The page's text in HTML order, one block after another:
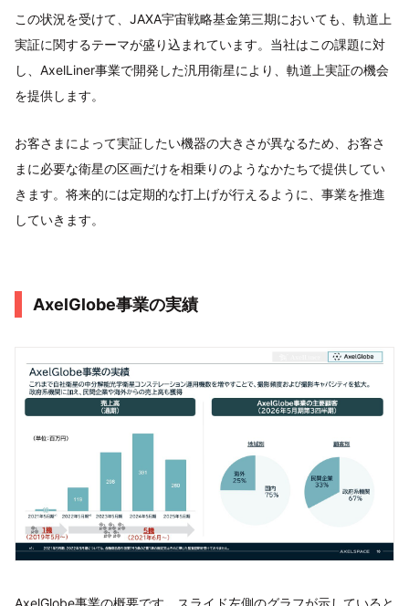
この状況を受けて、JAXA宇宙戦略基金第三期においても、軌道上
実証に関するテーマが盛り込まれています。当社はこの課題に対
し、AxelLiner事業で開発した汎用衛星により、軌道上実証の機会
を提供します。
お客さまによって実証したい機器の大きさが異なるため、お客さ
まに必要な衛星の区画だけを相乗りのようなかたちで提供してい
きます。将来的には定期的な打上げが行えるように、事業を推進
していきます。
AxelGlobe事業の実績
AxelGlobe事業の概要です。スライド左側のグラフが示していると